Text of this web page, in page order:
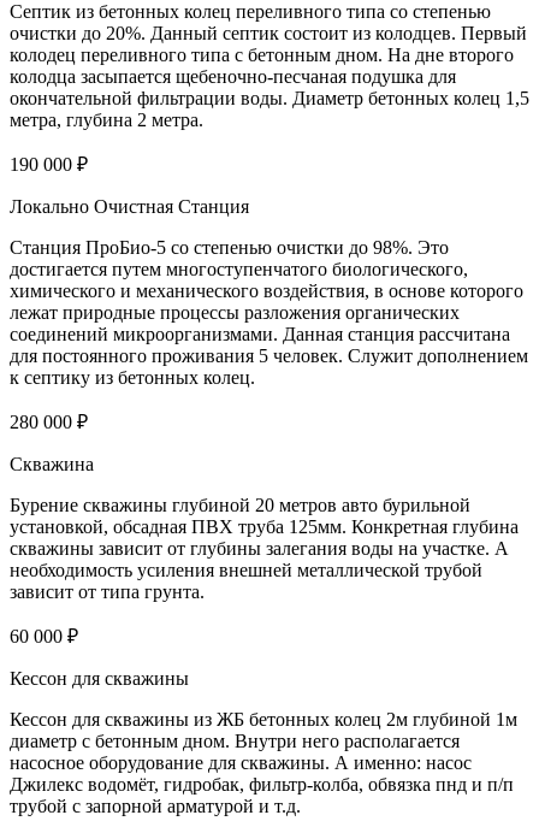
Септик из бетонных колец переливного типа со степенью
очистки до 20%. Данный септик состоит из колодцев. Первый
колодец переливного типа с бетонным дном. На дне второго
колодца засыпается щебеночно-песчаная подушка для
окончательной фильтрации воды. Диаметр бетонных колец 1,5
метра, глубина 2 метра.
190 000 ₽
Локально Очистная Станция
Станция ПроБио-5 со степенью очистки до 98%. Это
достигается путем многоступенчатого биологического,
химического и механического воздействия, в основе которого
лежат природные процессы разложения органических
соединений микроорганизмами. Данная станция рассчитана
для постоянного проживания 5 человек. Служит дополнением
к септику из бетонных колец.
280 000 ₽
Скважина
Бурение скважины глубиной 20 метров авто бурильной
установкой, обсадная ПВХ труба 125мм. Конкретная глубина
скважины зависит от глубины залегания воды на участке. А
необходимость усиления внешней металлической трубой
зависит от типа грунта.
60 000 ₽
Кессон для скважины
Кессон для скважины из ЖБ бетонных колец 2м глубиной 1м
диаметр с бетонным дном. Внутри него располагается
насосное оборудование для скважины. А именно: насос
Джилекс водомёт, гидробак, фильтр-колба, обвязка пнд и п/п
трубой с запорной арматурой и т.д.